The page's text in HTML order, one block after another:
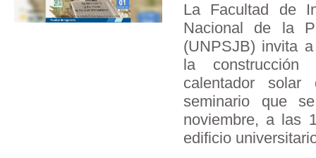
La Facultad de
Nacional de la
(UNPSJB) invita
la
calentador
seminario que
noviembre, a las
edificio